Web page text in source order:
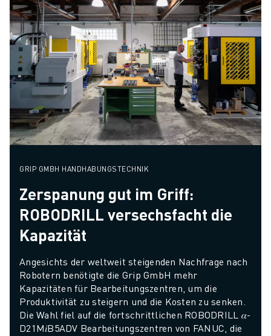
GRIP GMBH HANDHABUNGSTECHNIK
Zerspanung gut im Griff:
ROBODRILL versechsfacht die
Kapazität
Angesichts der weltweit steigenden Nachfrage nach
Robotern benötigte die Grip GmbH mehr
Kapazitäten für Bearbeitungszentren, um die
Produktivität zu steigern und die Kosten zu senken.
Die Wahl fiel auf die fortschrittlichen ROBODRILL 𝛼-
D21M𝑖B5ADV Bearbeitungszentren von FANUC, die